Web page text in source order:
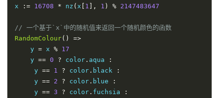
x
:= 16708 * nz ( x 1 ], 1 ) % 2147483647
// 一个基于`x`中的随机值来返回一个随机颜色的函数
RandomColour()
=>
    y
= x % 17
    y
== 0 ? color . aqua
:
     y
== 1 ? color . black
:
     y
== 2 ? color . blue
:
     y
== 3 ? color . fuchsia
: